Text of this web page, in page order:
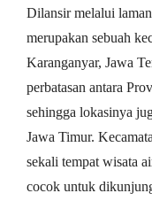
Dilansir melalui
merupakan sebuah
Karanganyar, Jawa
perbatasan antara
sehingga lokasinya
Jawa Timur.
sekali tempat wisata
cocok untuk